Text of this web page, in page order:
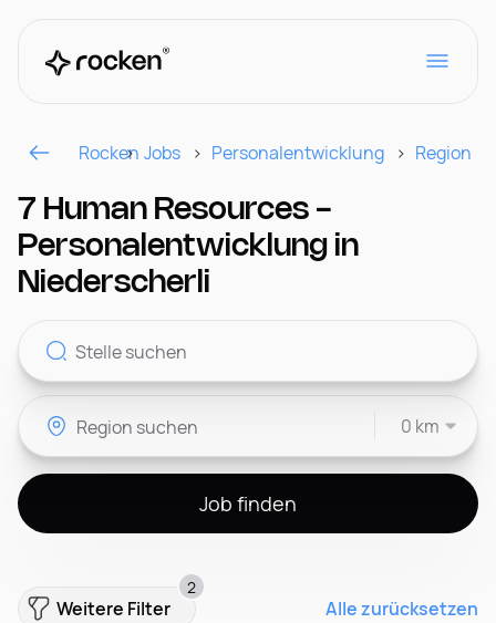
Für Arbeitgeber
Kontakt
Rocken Jobs Personalentwicklung Region
7 Human Resources -
Personalentwicklung in
Niederscherli
0 km
Job finden
Weitere Filter
2
Alle zurücksetzen